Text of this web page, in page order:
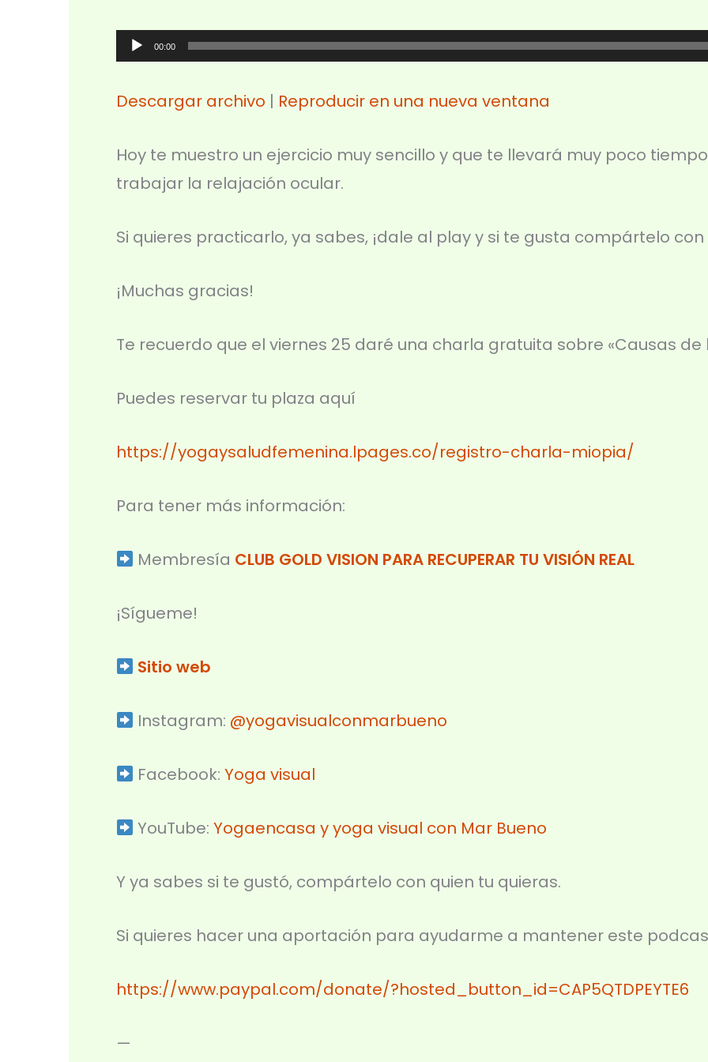
Reproductor
audio
00:00
Descargar archivo | Reproducir en una nueva ventana
Hoy te muestro un ejercicio muy sencillo y que te llevará muy poco
trabajar la relajación ocular.
Si quieres practicarlo, ya sabes, ¡dale al play y si te gusta compártelo
¡Muchas gracias!
Te recuerdo que el viernes 25 daré una charla gratuita sobre «Causas
Puedes reservar tu plaza aquí
https://yogaysaludfemenina.lpages.co/registro-charla-miopia/
Para tener más información:
Membresía CLUB GOLD VISION PARA RECUPERAR TU VISIÓN REAL⁣
⁣¡Sígueme!⁣
Sitio web⁣
Instagram: @yogavisualconmarbueno⁣
Facebook: Yoga visual⁣
YouTube:Yogaencasa y yoga visual con Mar Bueno
Y ya sabes si te gustó, compártelo con quien tu quieras.
Si quieres hacer una aportación para ayudarme a mantener este
https://www.paypal.com/donate/?hosted_button_id=CAP5QTDPEYTE6
—